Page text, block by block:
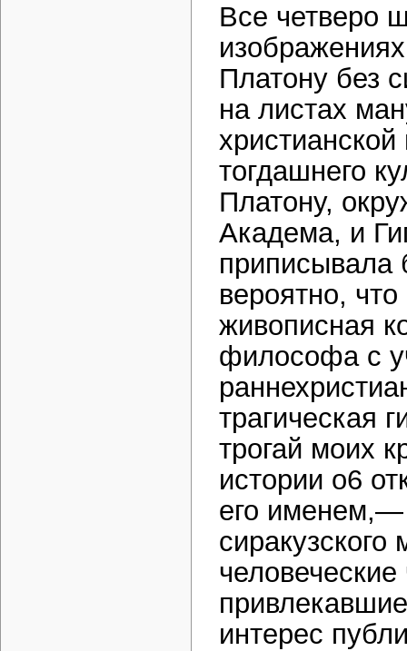
Все четверо
Платону без
на листах
тогдашнего
Платону,
Академа, и
приписывала
вероятно,
живописная
философа с
трагическая
трогай моих
истории о6
его именем,—
интерес